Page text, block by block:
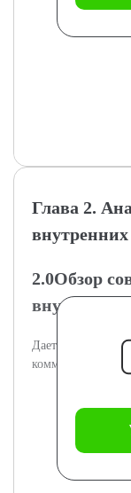
Глава 2.
2.0Обзор
Дается анализ
коммуникаций.